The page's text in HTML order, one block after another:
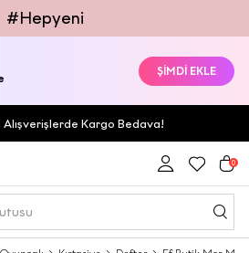
#Hepyeni
ŞİMDİ EKLE
Kargo Bedava!
0